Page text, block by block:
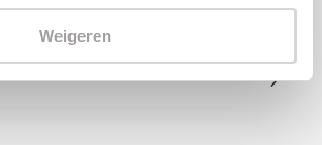
Weigeren
Kind nog meer?